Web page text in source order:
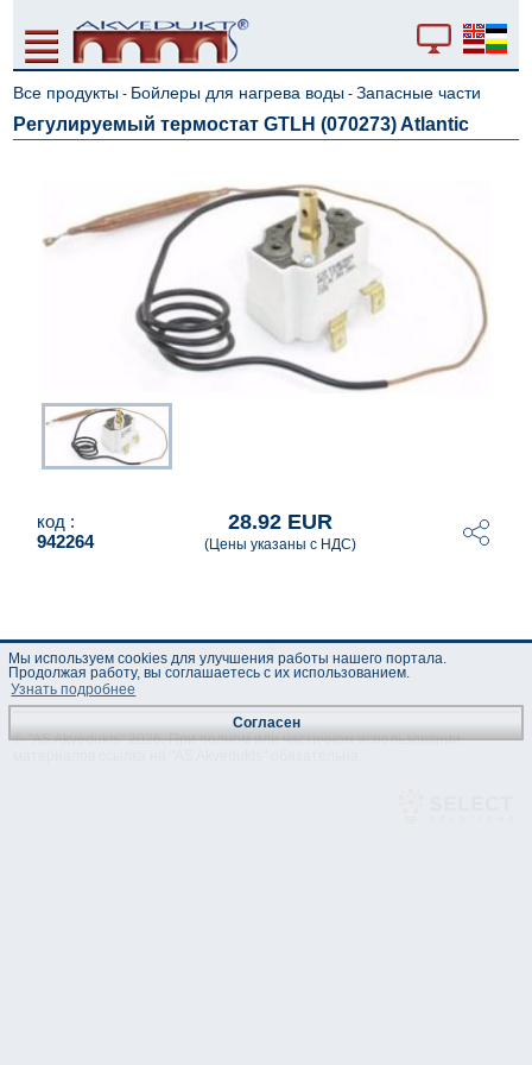
Все продукты - Бойлеры для нагрева воды -Запасные части
Регулируемый термостат GTLH (070273) Atlantic
код :
942264
28.92 EUR
(Цены указаны с НДС)
© "AS Akvedukts" 2026. При полном или частичном использовании
Мы используем cookies для улучшения работы нашего портала.
Продолжая работу, вы соглашаетесь с их использованием.
Узнать подробнее
Согласен